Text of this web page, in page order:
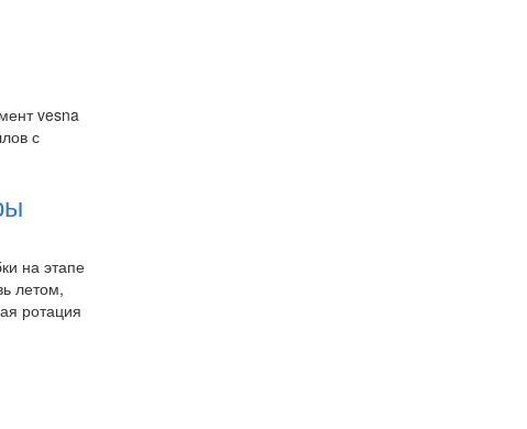
vesna
с
на этапе
летом,
ротация